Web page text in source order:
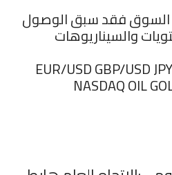
السوق فقد سبق الوصول
والسيناريوهات
‏EUR/USD GBP/USD
NASDAQ OIL